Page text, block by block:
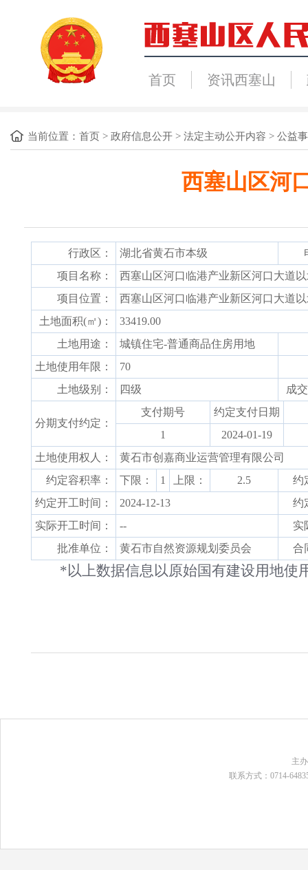
首页 资讯西塞山
当前位置： 首页 > 政府信息公开 > 法定主动公开内容 > 公益
西塞山区河
行政区： 湖北省黄石市本级
项目名称：
西塞山区河口临港产业新区河口大道
项目位置：
西塞山区河口临港产业新区河口大道
土地面积(㎡)：
33419.00
土地用途：
城镇住宅-普通商品住房用地
土地使用年限：
70
土地级别：
四级 成
分期支付约定：
支付期号
约定支付日期
1
2024-01-19
土地使用权人：
黄石市创嘉商业运营管理有限公司
约定容积率：
下限： 1 上限： 2.5
约
约定开工时间：
2024-12-13
约
实际开工时间：
--
实
批准单位：
黄石市自然资源规划委员会 合
*以上数据信息以原始国有建设用地使
主
联系方式：0714-